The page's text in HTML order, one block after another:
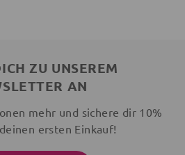
ZU UNSEREM
AN
mehr und sichere dir 10%
ersten Einkauf!